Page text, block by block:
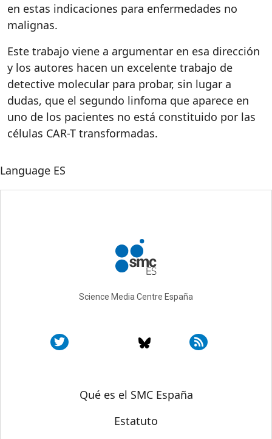
en estas indicaciones para enfermedades no
malignas.
Este trabajo viene a argumentar en esa dirección
y los autores hacen un excelente trabajo de
detective molecular para probar, sin lugar a
dudas, que el segundo linfoma que aparece en
uno de los pacientes no está constituido por las
células CAR-T transformadas.
Language ES
Science Media Centre España
Sobre SMC España
Qué es el SMC España
Estatuto